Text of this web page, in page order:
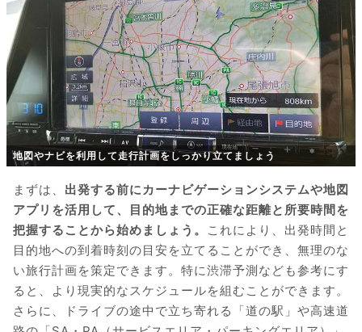
地図やナビを利用して走行計画をしっかり立てましょう
まずは、 出発する前にカーナビゲーションシステムや地図
アプリを活用して、目的地までの正確な距離と所要時間を
把握することから始めましょう。
これにより、出発時間と
目的地への到着時刻の目安を立てることができ、無理のな
い旅行計画を策定できます。特に渋滞予測なども参考にす
ると、より現実的なスケジュールを組むことができます。
さらに、ドライブの途中で立ち寄れる「道の駅」や高速道